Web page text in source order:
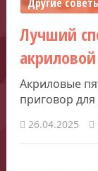
Лучший
Акриловые
приговор
26.04.2025